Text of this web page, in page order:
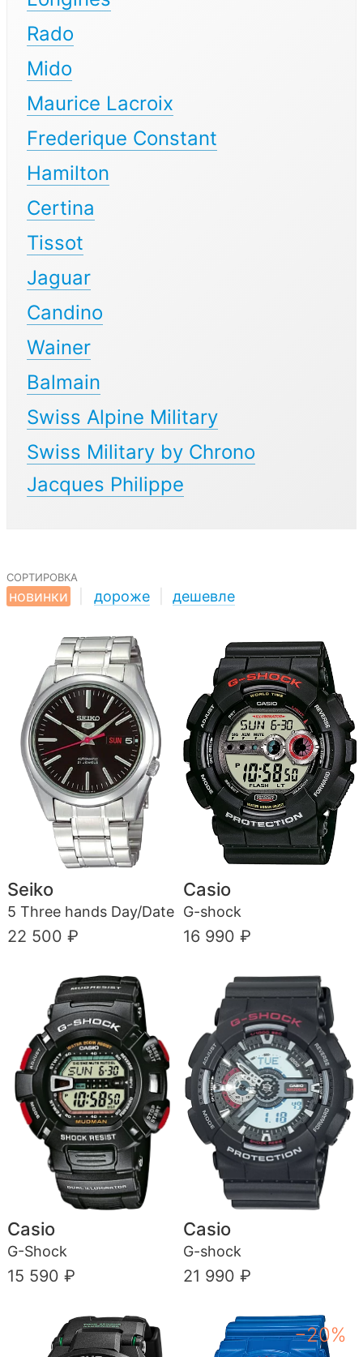
Rado
Mido
Maurice Lacroix
Frederique Constant
Hamilton
Certina
Tissot
Jaguar
Candino
Wainer
Balmain
Swiss Alpine Military
Swiss Military by Chrono
Jacques Philippe
сортировка
новинки
дороже дешевле
Seiko
5 Three hands Day/Date
22 500 ₽
Casio
G-shock
16 990 ₽
Casio
G-Shock
15 590 ₽
Casio
G-shock
21 990 ₽
−20%